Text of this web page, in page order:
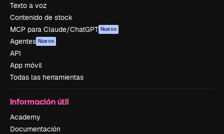
Texto a voz
Contenido de stock
MCP para Claude/ChatGPT Nuevo
Agentes Nuevo
API
App móvil
Todas las herramientas
Información útil
Academy
Documentación